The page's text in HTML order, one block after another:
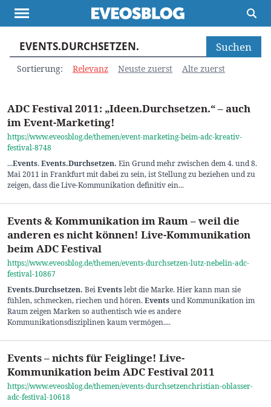
Themen Projekte
Inspiration
Buchtipps
Newsletter
Suchen nach:
Sortierung: Relevanz Neuste zuerst Alte zuerst
ADC Festival 2011: „Ideen.Durchsetzen.“ – auch
im Event-Marketing!
https://www.eveosblog.de/themen/event-marketing-beim-adc-kreativ-
festival-8748
...Events.Events.Durchsetzen. Ein Grund mehr zwischen dem 4. und 8.
Mai 2011 in Frankfurt mit dabei zu sein, ist Stellung zu beziehen und zu
zeigen, dass die Live-Kommunikation definitiv ein...
Events & Kommunikation im Raum – weil die
anderen es nicht können! Live-Kommunikation
beim ADC Festival
https://www.eveosblog.de/themen/events-durchsetzen-lutz-nebelin-adc-
festival-10867
Events.Durchsetzen. BeiEventslebt die Marke. Hier kann man sie
fühlen, schmecken, riechen und hören.Eventsund Kommunikation im
Raum zeigen Marken so authentisch wie es andere
Kommunikationsdisziplinen kaum vermögen....
Events – nichts für Feiglinge! Live-
Kommunikation beim ADC Festival 2011
https://www.eveosblog.de/themen/events-durchsetzenchristian-oblasser-
adc-festival-10618